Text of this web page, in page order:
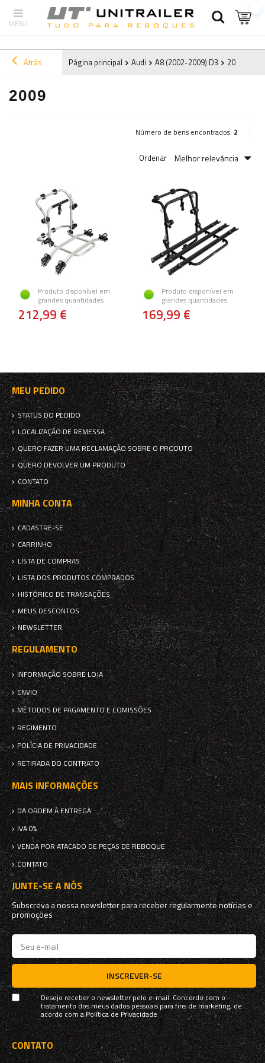
Atrás Página principal Audi A8 (2002-2009) D3 2009
2009
Número de bens encontrados: 2
Ordenar Melhor relevância
Produto disponível em
grandes quantidades
212,99 €
Produto disponível em
grandes quantidades
169,99 €
MEU PEDIDO
STATUS DO PEDIDO
LOCALIZAÇÃO DE REMESSA
QUERO FAZER UMA RECLAMAÇÃO SOBRE O PRODUTO
QUERO DEVOLVER UM PRODUTO
CONTATO
MINHA CONTA
CADASTRE-SE
CARRINHO
LISTA DE COMPRAS
LISTA DOS PRODUTOS COMPRADOS
HISTÓRICO DE TRANSAÇÕES
MEUS DESCONTOS
NEWSLETTER
REGULAMENTO
INFORMAÇÃO SOBRE LOJA
ENVIO
MÉTODOS DE PAGAMENTO E COMISSÕES
REGIMENTO
POLÍCIA DE PRIVACIDADE
RETIRADA DO CONTRATO
MAIS INFORMAÇÕES
DA ORDEM À ENTREGA
IVA 0%
VENDA POR ATACADO DE PEÇAS DE REBOQUE
CONTATO
JUNTE-SE A NÓS
Subscreva a nossa newsletter para receber regularmente notícias e
promoções
INSCREVER-SE
Desejo receber o newsletter pelo e-mail. Concordo com o
tratamento dos meus dados pessoais para fins de marketing, de
acordo com aPolítica de Privacidade
CONTATO